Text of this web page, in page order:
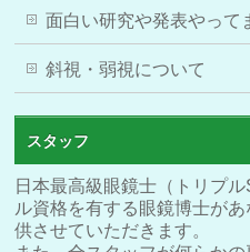
面白い研究や発表やって
斜視・弱視について
スタッフ
日本最高級眼鏡士（トリプ
ル資格を有する眼鏡博士が
供させていただきます。